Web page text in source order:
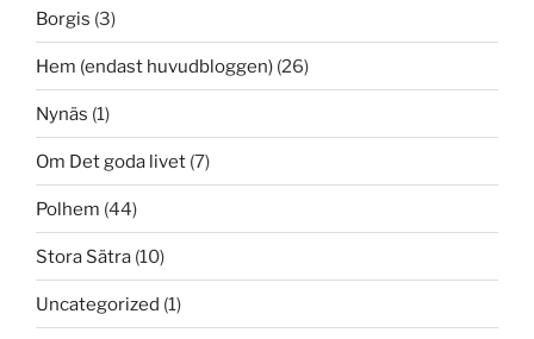
Borgis (3)
Hem (endast huvudbloggen) (26)
Nynäs (1)
Om Det goda livet (7)
Polhem (44)
Stora Sätra (10)
Uncategorized (1)